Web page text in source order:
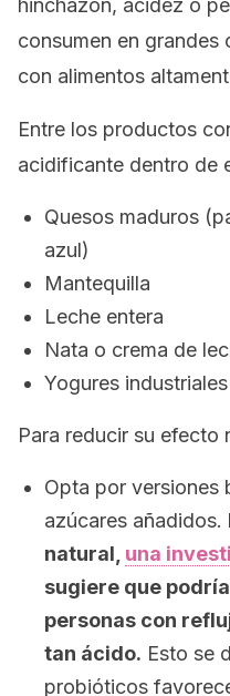
hinchazón, acidez o
consumen en
con alimentos
Entre los productos
acidificante dentro de
Quesos maduros
azul)
Mantequilla
Leche entera
Nata o crema de
Yogures
Para reducir su efecto
Opta por versiones
azúcares añadidos.
natural, una
sugiere que
personas con
tan ácido. Esto se
probióticos